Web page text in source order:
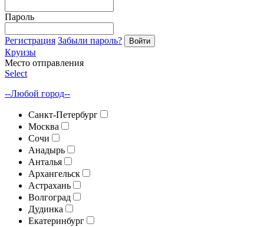
Пароль
Регистрация Забыли пароль? Войти
Круизы
Место отправления
Select
--Любой город--
Санкт-Петербург
Москва
Сочи
Анадырь
Анталья
Архангельск
Астрахань
Волгоград
Дудинка
Екатеринбург